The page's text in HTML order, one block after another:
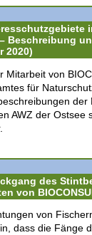
Beschreibung
2020)
Mitarbeit von
für
AWZ der Ostsee
des
von
von
dass die Fänge